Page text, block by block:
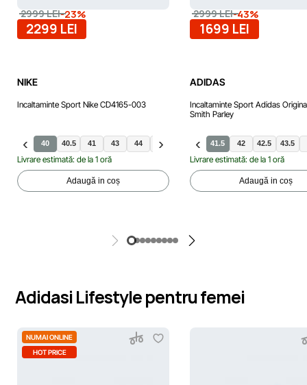
2999 LEI-23%
2299 LEI
NIKE
Incaltaminte Sport Nike CD4165-003
40 40.5 41 43 44 44.5 42.5 45.5 46
Livrare estimată: de la 1 oră
Adaugă in coș
2999 LEI-43%
1699 LEI
ADIDAS
Incaltaminte Sport Adidas
Smith Parley
41.5 42 42.5 43.5
Livrare estimată: de la 1 oră
Adaugă in coș
Adidasi Lifestyle pentru femei
NUMAI ONLINE
HOT PRICE